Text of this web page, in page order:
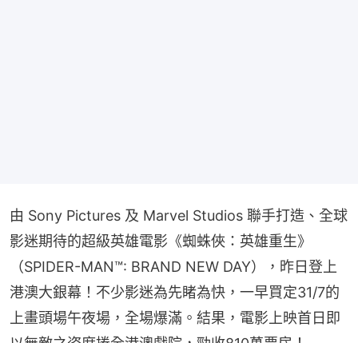
由 Sony Pictures 及 Marvel Studios 聯手打造、全球
影迷期待的超級英雄電影《蜘蛛俠：英雄重生》
（SPIDER-MAN™: BRAND NEW DAY），昨日登上
港澳大銀幕！不少影迷為先睹為快，一早買定31/7的
上畫頭場午夜場，全場爆滿。結果，電影上映首日即